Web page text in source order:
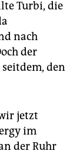
Turbi, die
nach
der
den
jetzt
im
der Ruhr